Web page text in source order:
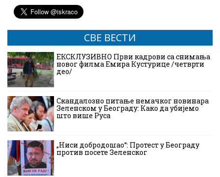
СВЕ ВЕСТИ
ЕКСКЛУЗИВНО Први кадрови са снимања
новог филма Емира Кустурице /четврти
део/
Скандалозно питање немачког новинара
Зеленском у Београду: Како да убијемо
што више Руса
„Ниси добродошао“: Протест у Београду
против посете Зеленског